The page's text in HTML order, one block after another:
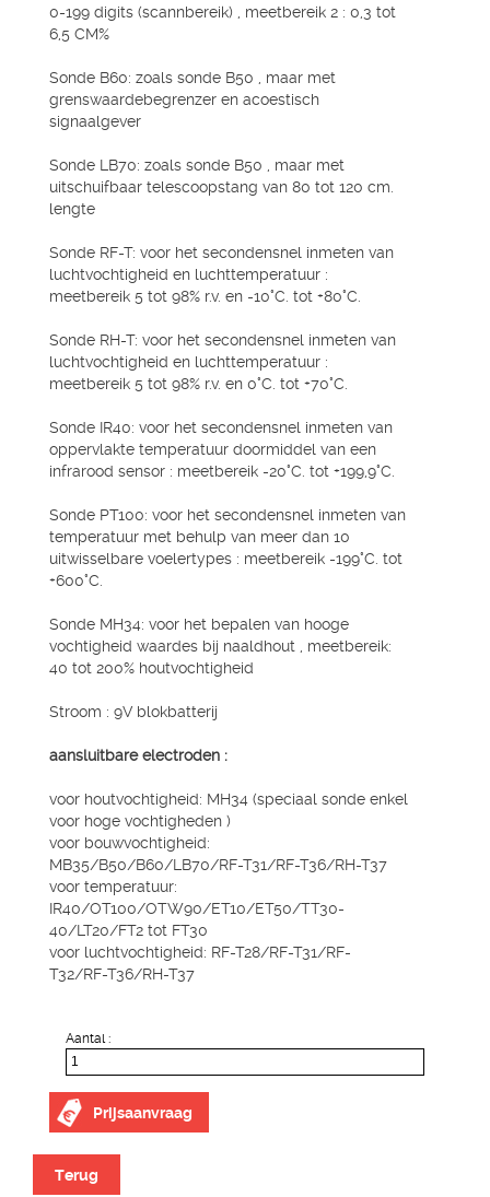
0-199 digits (scannbereik) , meetbereik 2 : 0,3 tot
6,5 CM%
Sonde B60: zoals sonde B50 , maar met
grenswaardebegrenzer en acoestisch
signaalgever
Sonde LB70: zoals sonde B50 , maar met
uitschuifbaar telescoopstang van 80 tot 120 cm.
lengte
Sonde RF-T: voor het secondensnel inmeten van
luchtvochtigheid en luchttemperatuur :
meetbereik 5 tot 98% r.v. en -10°C. tot +80°C.
Sonde RH-T: voor het secondensnel inmeten van
luchtvochtigheid en luchttemperatuur :
meetbereik 5 tot 98% r.v. en 0°C. tot +70°C.
Sonde IR40: voor het secondensnel inmeten van
oppervlakte temperatuur doormiddel van een
infrarood sensor : meetbereik -20°C. tot +199,9°C.
Sonde PT100: voor het secondensnel inmeten van
temperatuur met behulp van meer dan 10
uitwisselbare voelertypes : meetbereik -199°C. tot
+600°C.
Sonde MH34: voor het bepalen van hooge
vochtigheid waardes bij naaldhout , meetbereik:
40 tot 200% houtvochtigheid
Stroom : 9V blokbatterij
aansluitbare electroden :
voor houtvochtigheid: MH34 (speciaal sonde enkel
voor hoge vochtigheden )
voor bouwvochtigheid:
MB35/B50/B60/LB70/RF-T31/RF-T36/RH-T37
voor temperatuur:
IR40/OT100/OTW90/ET10/ET50/TT30-
40/LT20/FT2 tot FT30
voor luchtvochtigheid: RF-T28/RF-T31/RF-
T32/RF-T36/RH-T37
Aantal :
Prijsaanvraag
Terug